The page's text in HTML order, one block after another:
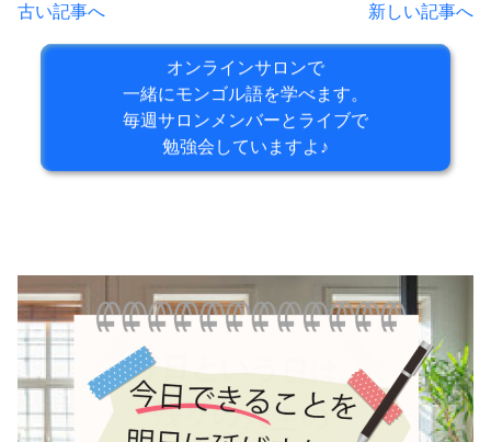
古い記事へ 新しい記事へ
オンラインサロンで
一緒にモンゴル語を学べます。
毎週サロンメンバーとライブで
勉強会していますよ♪